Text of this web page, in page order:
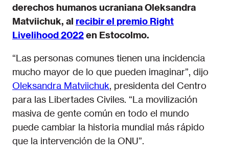
derechos humanos ucraniana Oleksandra
Matviichuk, al recibir el premio Right
Livelihood 2022en Estocolmo.
“Las personas comunes tienen una incidencia
mucho mayor de lo que pueden imaginar”, dijo
Oleksandra Matviichuk, presidenta del Centro
para las Libertades Civiles. “La movilización
masiva de gente común en todo el mundo
puede cambiar la historia mundial más rápido
que la intervención de la ONU”.